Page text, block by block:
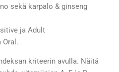
sekä karpalo & ginseng
ja Adult
Oral.
kriteerin avulla. Näitä